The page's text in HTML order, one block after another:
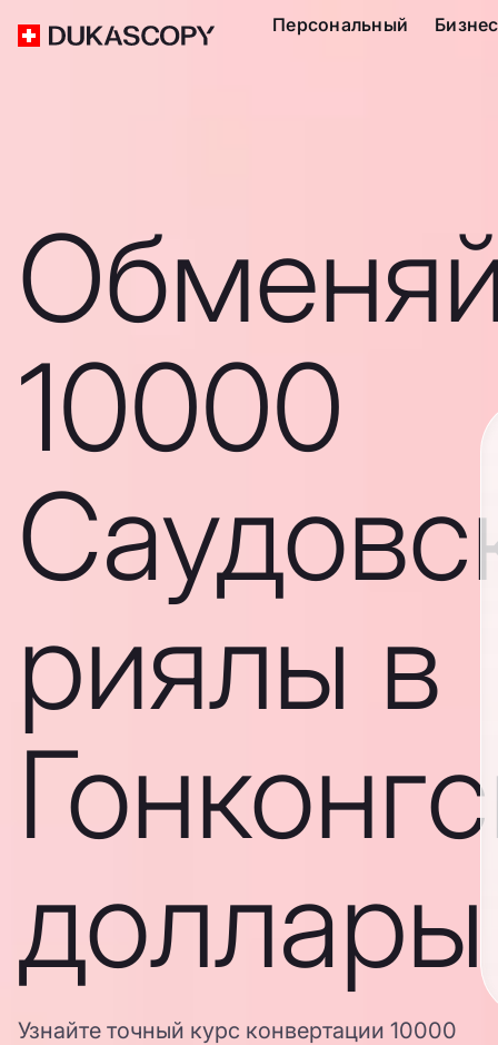
Персональный Бизнес
10000
риялы в
доллары
Узнайте точный курс конвертации 10000